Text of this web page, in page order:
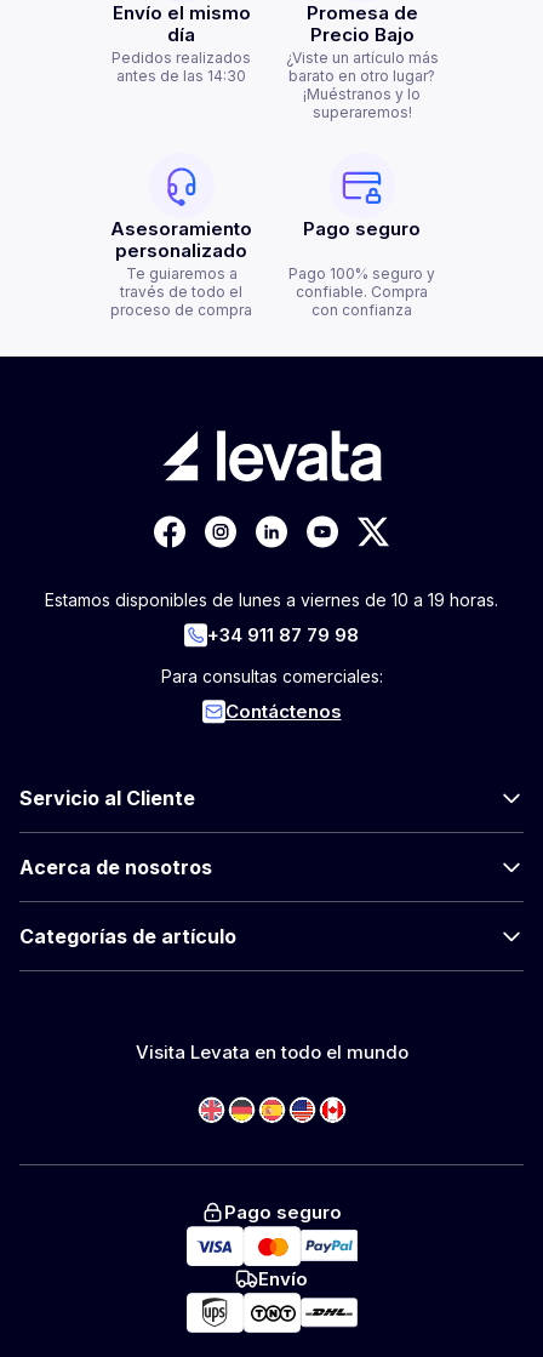
Envío el mismo
día
Pedidos realizados
antes de las 14:30
Promesa de
Precio Bajo
¿Viste un artículo más
barato en otro lugar?
¡Muéstranos y lo
superaremos!
Asesoramiento
personalizado
Te guiaremos a
través de todo el
proceso de compra
Pago seguro
Pago 100% seguro y
confiable. Compra
con confianza
Estamos disponibles de lunes a viernes de 10 a 19 horas.
+34 911 87 79 98
Para consultas comerciales:
Contáctenos
Servicio al Cliente
Acerca de nosotros
Categorías de artículo
Visita Levata en todo el mundo
Pago seguro
Envío